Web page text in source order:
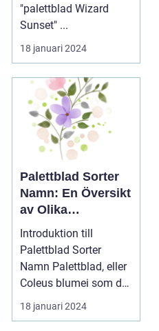
"palettblad Wizard
Sunset" ...
18 januari 2024
Palettblad Sorter
Namn: En Översikt
av Olika
Variationer och
Egenskaper
Introduktion till
Palettblad Sorter
Namn Palettblad, eller
Coleus blumei som det
vetenskapligt kall...
18 januari 2024